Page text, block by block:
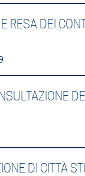
RESA DEI
DI CITTÀ